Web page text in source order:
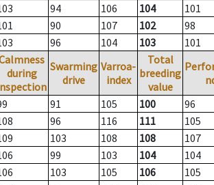
94 106 104
101
90 107 102
98
96 104 103 101
during
Swarming
drive
Varroa-
index
Total
breeding
value
91 105 100
96
96 116 111
105
103 108 108
107
99 103 104
104
103 105 106
105